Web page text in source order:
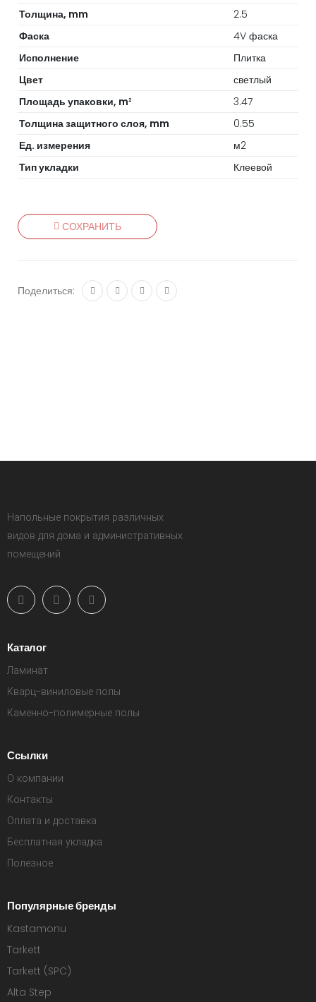
Толщина, mm
2.5
Фаска
4V фаска
Исполнение
Плитка
Цвет
светлый
Площадь упаковки, m2
3.47
Толщина защитного слоя, mm
0.55
Ед. измерения
м2
Тип укладки
Клеевой
СОХРАНИТЬ
Поделиться:
Напольные покрытия различных
видов для дома и административных
помещений
Каталог
Ламинат
Кварц-виниловые полы
Каменно-полимерные полы
Ссылки
О компании
Контакты
Оплата и доставка
Бесплатная укладка
Полезное
Популярные бренды
Kastamonu
Tarkett
Tarkett (SPC)
Alta Step